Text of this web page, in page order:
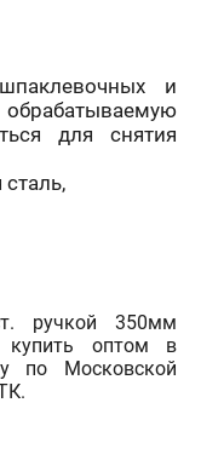
и
для снятия
ручкой 350мм
купить оптом в
по Московской